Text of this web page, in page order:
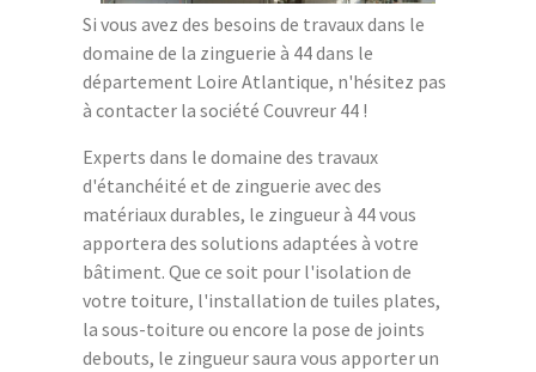
Si vous avez des besoins de travaux dans le
domaine de la zinguerie à 44 dans le
département Loire Atlantique, n'hésitez pas
à contacter la société Couvreur 44 !
Experts dans le domaine des travaux
d'étanchéité et de zinguerie avec des
matériaux durables, le zingueur à 44 vous
apportera des solutions adaptées à votre
bâtiment. Que ce soit pour l'isolation de
votre toiture, l'installation de tuiles plates,
la sous-toiture ou encore la pose de joints
debouts, le zingueur saura vous apporter un